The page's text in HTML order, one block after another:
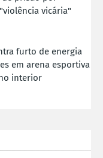
vicária"
furto de energia
em arena esportiva
interior